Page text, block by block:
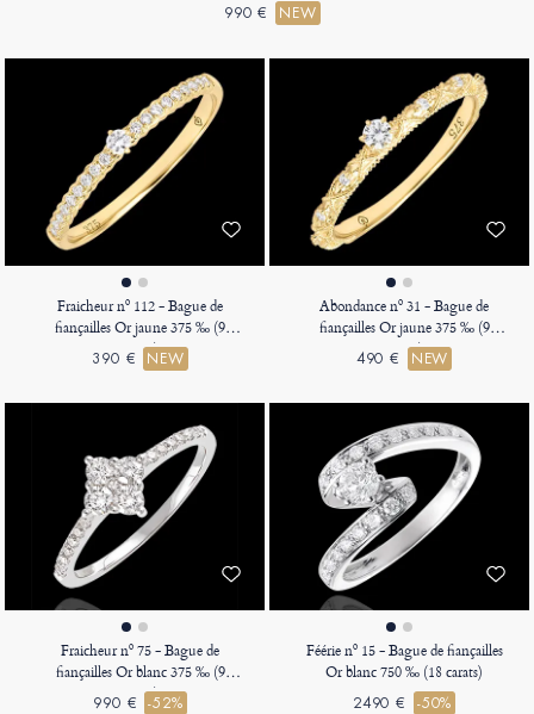
990 € NEW
Fraicheur nº 112 - Bague de
fiançailles Or jaune 375 ‰ (9
carats)
390 € NEW
Abondance nº 31 - Bague de
fiançailles Or jaune 375 ‰ (9
carats)
490 € NEW
Fraicheur nº 75 - Bague de
fiançailles Or blanc 375 ‰ (9
carats)
990 € -52%
Féérie nº 15 - Bague de fiançailles
Or blanc 750 ‰ (18 carats)
2490 € -50%